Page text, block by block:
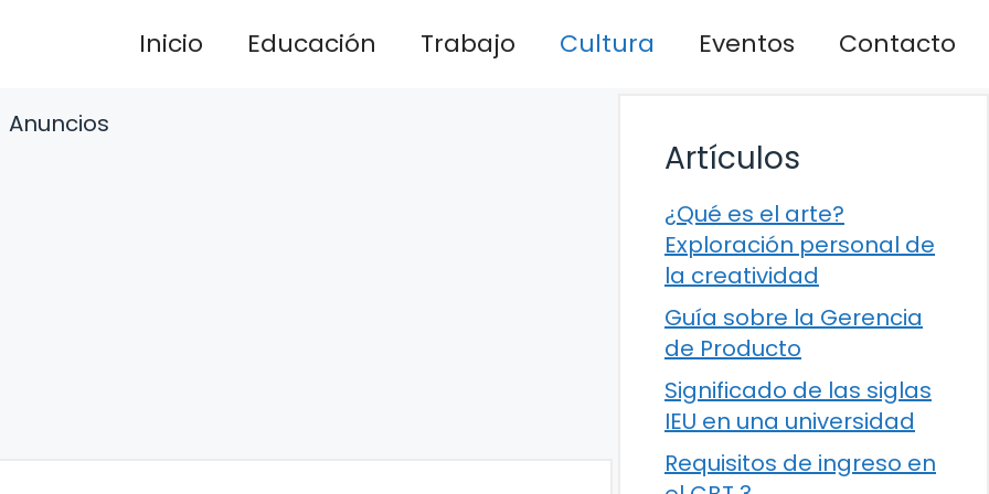
Inicio Educación Trabajo Cultura Eventos Contacto
Anuncios
Artículos
¿Qué es el arte?
Exploración personal de
la creatividad
Guía sobre la Gerencia
de Producto
Significado de las siglas
IEU en una universidad
Requisitos de ingreso en